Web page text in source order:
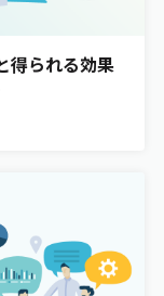
得られる効果